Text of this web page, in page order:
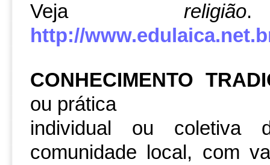
Veja religião.
http://
CONHECIMENTO
ou prática
individual ou coletiva
comunidade local, com